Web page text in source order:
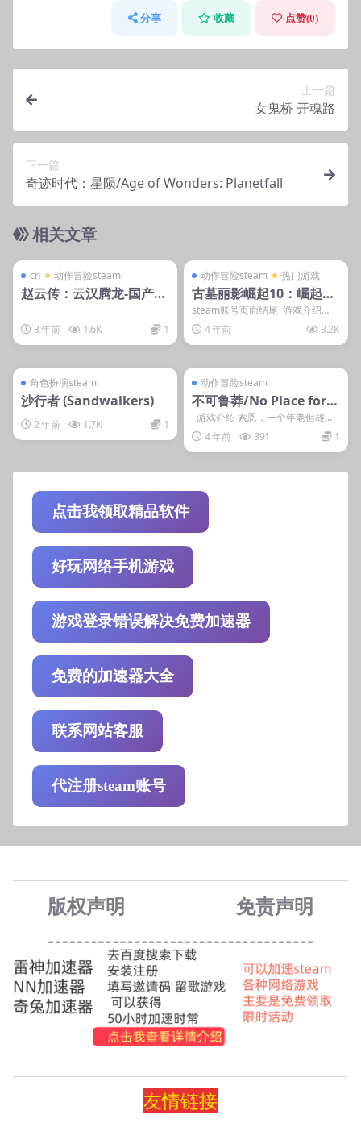
分享 收藏 点赞(0)
上一篇
女鬼桥 开魂路
下一篇
奇迹时代：星陨/Age of Wonders: Planetfall
相关文章
cn
动作冒险steam
赵云传：云汉腾龙-国产游
3 年前 1.6K 1
steam账号离线
动作冒险steam
热门游戏
古墓丽影崛起10：崛起20
周年版/Rise of the Tom
b Raider: 20 Year Celeb
ration古墓丽影10
steam账号页面结尾 游戏介绍
《古墓丽影：崛起》沿用了系列成
功的模式和游戏...
4 年前 3.2K
角色扮演steam
沙行者 (Sandwalkers)
2 年前 1.7K 1
动作冒险steam
不可鲁莽/No Place for B
ravery
游戏介绍 索恩，一个年老但雄心
勃勃的战士，在一个被战争破坏的
世界里...
4 年前 391 1
点击我领取精品软件
好玩网络手机游戏
游戏登录错误解决免费加速器
免费的加速器大全
联系网站客服
代注册steam账号
版权声明 免责声明
友情链接